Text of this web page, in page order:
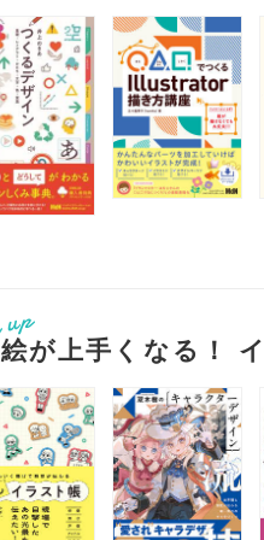
絵が上手くなる！